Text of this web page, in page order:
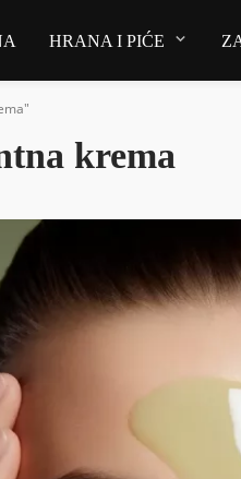
HRANA I PIĆE
krema